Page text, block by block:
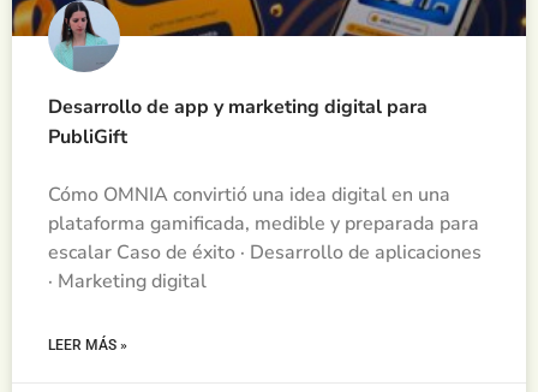
Desarrollo de app y marketing digital para
PubliGift
Cómo OMNIA convirtió una idea digital en una
plataforma gamificada, medible y preparada para
escalar Caso de éxito · Desarrollo de aplicaciones
· Marketing digital
LEER MÁS »